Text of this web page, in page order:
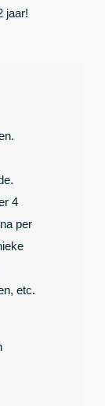
jaar!
4
per
etc.